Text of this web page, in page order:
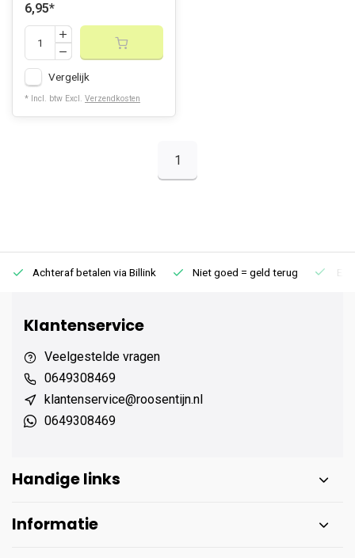
6,95*
Vergelijk
* Incl. btw Excl. Verzendkosten
1
Achteraf betalen via Billink Niet goed = geld terug
Klantenservice
Veelgestelde vragen
0649308469
klantenservice@roosentijn.nl
0649308469
Handige links
Informatie